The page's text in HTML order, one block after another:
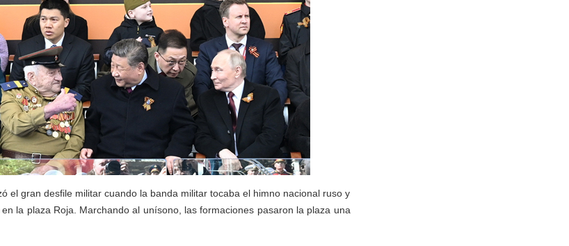
el gran desfile militar cuando la banda militar tocaba el himno nacional ruso y
la plaza Roja. Marchando al unísono, las formaciones pasaron la plaza una